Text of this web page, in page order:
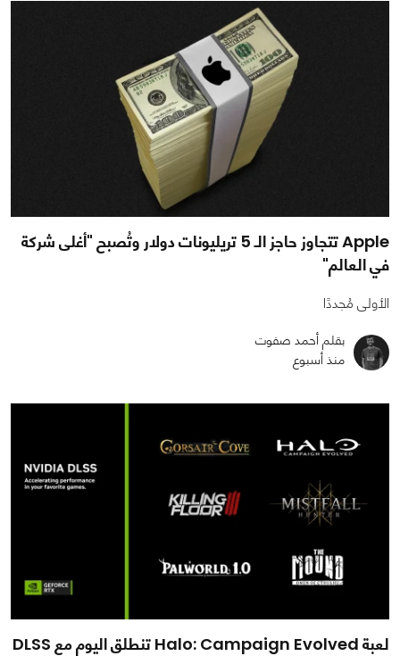
Apple تتجاوز حاجز الـ 5 تريليونات دولار وتُصبح "أغلى شركة
في العالم"
الأولى مُجددًا
بقلم أحمد صفوت
منذ أسبوع
لعبة Halo: Campaign Evolved تنطلق اليوم مع DLSS